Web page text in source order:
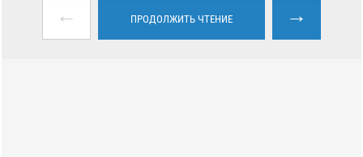
← ПРОДОЛЖИТЬ ЧТЕНИЕ →